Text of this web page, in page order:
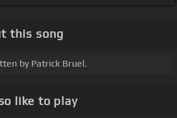
this song
by Patrick Bruel.
like to play